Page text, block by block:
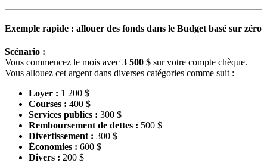
Exemple rapide : allouer des fonds dans le Budget basé sur zéro
Scénario :
Vous commencez le mois avec 3 500 $ sur votre compte chèque.
Vous allouez cet argent dans diverses catégories comme suit :
Loyer : 1 200 $
Courses : 400 $
Services publics : 300 $
Remboursement de dettes : 500 $
Divertissement : 300 $
Économies : 600 $
Divers : 200 $